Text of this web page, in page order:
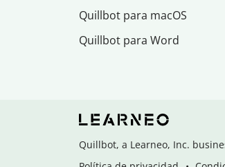
Quillbot para macOS
Quillbot para Word
Quillbot, a Learneo, Inc.